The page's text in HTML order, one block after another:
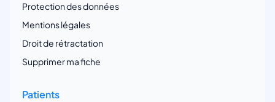
Protection des données
Mentions légales
Droit de rétractation
Supprimer ma fiche
Patients